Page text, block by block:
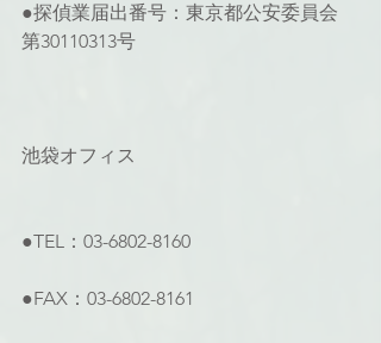
●探偵業届出番号：東京都公安委員会
第30110313号
池袋オフィス
●TEL：03-6802-8160
●FAX：03-6802-8161